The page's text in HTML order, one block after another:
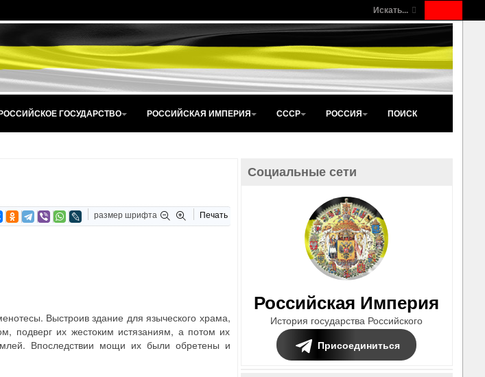
Искать...
ГОСУДАРСТВО РОССИЙСКАЯ ИМПЕРИЯ СССР РОССИЯ ПОИСК
размер шрифта Печать
Выстроив здание для языческого храма,
подверг их жестоким истязаниям, а потом их
Впоследствии мощи их были обретены и
Социальные сети
Российская Империя
История государства Российского
Присоединиться